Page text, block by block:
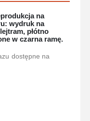
na
wydruk na
płótno
w czarna ramę.
dostępne na